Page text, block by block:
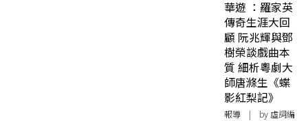
華遊 ：羅家英
傳奇生涯大回
顧 阮兆輝與鄧
樹榮談戲曲本
質 細析粵劇大
師唐滌生《蝶
影紅梨記》
報導 | by 虛詞編